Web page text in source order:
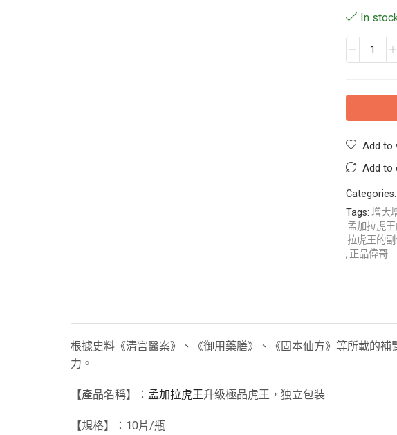
In
Add to
Add to
Categories:
Tags: 增大
孟加拉虎
拉虎王的
, 正品偉哥
根據史料《清宮醫案》、《御用藥膳》、《固本仙方》等所載的
力。
【產品名稱】： 孟加拉虎王升级極品虎王，独立包装
【規格】：10片/瓶